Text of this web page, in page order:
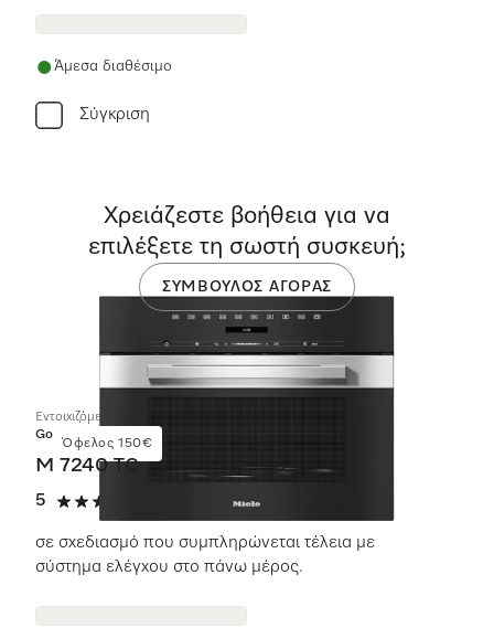
Άμεσα διαθέσιμο
Σύγκριση
Όφελος 150€
Εντοιχιζόμενος φούρνος μικροκυμάτων
Gold
M 7240 TC
5
5 αστέρια από 5
(12 αξιολογήσεις)
σε σχεδιασμό που συμπληρώνεται τέλεια με
σύστημα ελέγχου στο πάνω μέρος.
Χρειάζεστε βοήθεια για να
επιλέξετε τη σωστή συσκευή;
ΣΎΜΒΟΥΛΟΣ ΑΓΟΡΆΣ